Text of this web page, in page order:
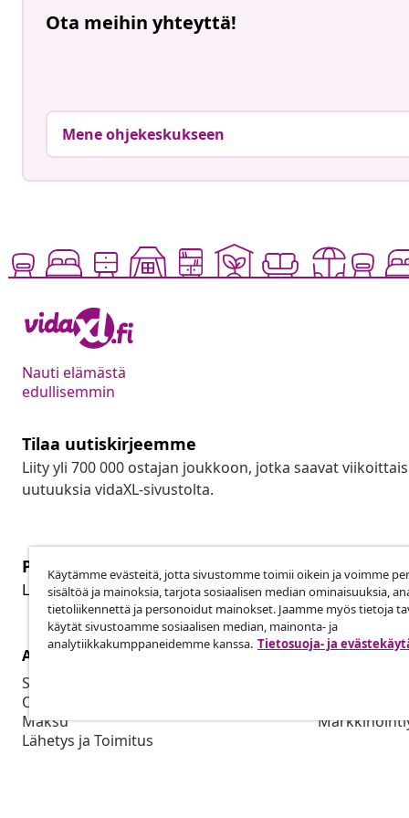
Ota meihin yhteyttä!
Mene ohjekeskukseen
Nauti elämästä
edullisemmin
Tilaa uutiskirjeemme
Liity yli 700 000 ostajan joukkoon, jotka saavat
uutuuksia vidaXL-sivustolta.
Peruuta tilaus
Lähetä tilauksen peruutuspyyntö.
Asiakaspalvelu
Seuraa tilaustasi
Oma tilini
Maksu
Lähetys ja Toimitus
Käytämme evästeitä, jotta sivustomme toimii oikein ja voimme
sisältöä ja mainoksia, tarjota sosiaalisen median ominaisuuksia,
tietoliikennettä ja personoidut mainokset. Jaamme myös tietoja
käytät sivustoamme sosiaalisen median, mainonta- ja
analytiikkakumppaneidemme kanssa. Tietosuoja- ja